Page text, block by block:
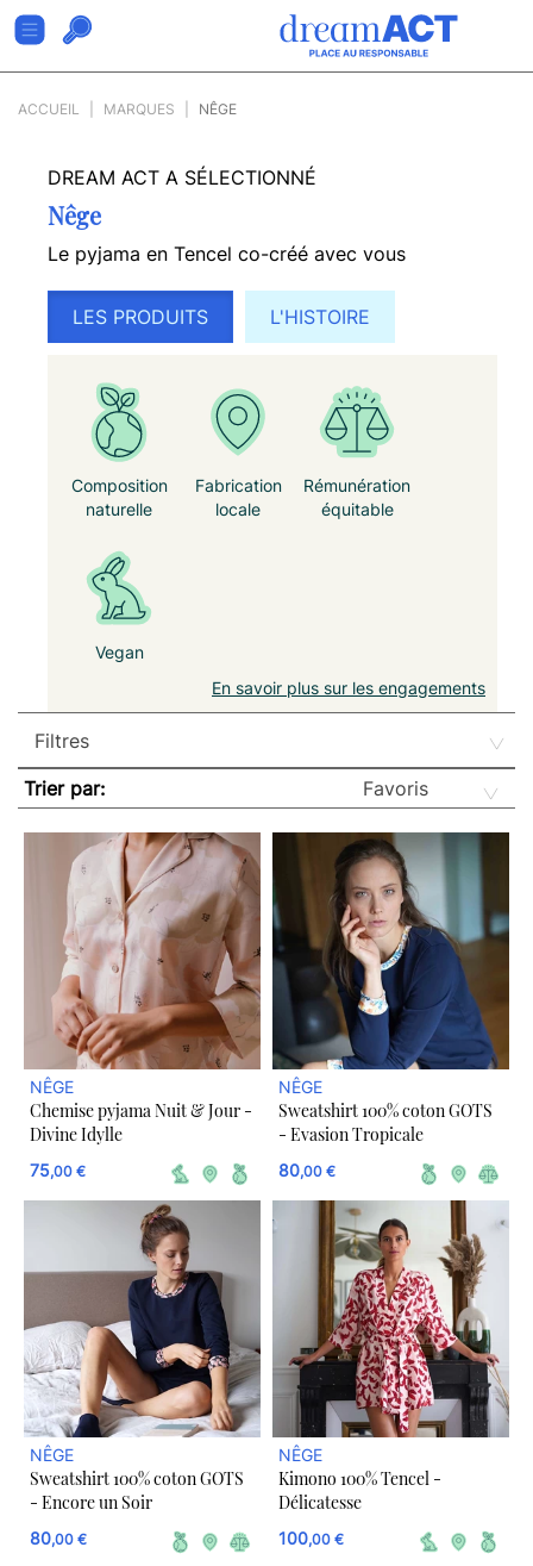
ACCUEIL MARQUES NÊGE
DREAM ACT A SÉLECTIONNÉ
Nêge
Le pyjama en Tencel co-créé avec vous
LES PRODUITS L'HISTOIRE
Composition
naturelle
Fabrication
locale
Rémunération
équitable
Vegan
En savoir plus sur les engagements
Trier par:
NÊGE
Chemise pyjama Nuit & Jour -
Divine Idylle
75,00 €
NÊGE
Sweatshirt 100% coton GOTS
- Evasion Tropicale
80,00 €
NÊGE
Sweatshirt 100% coton GOTS
- Encore un Soir
80,00 €
NÊGE
Kimono 100% Tencel -
Délicatesse
100,00 €